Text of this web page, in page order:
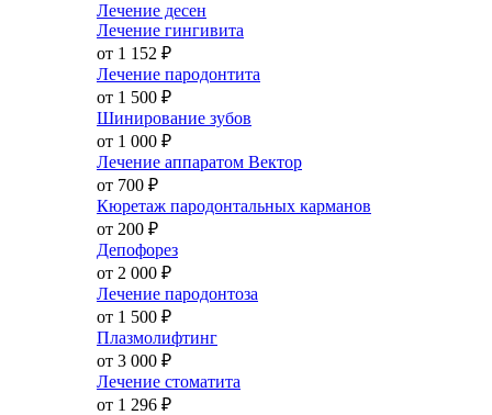
Лечение десен
Лечение гингивита
от 1 152 ₽
Лечение пародонтита
от 1 500 ₽
Шинирование зубов
от 1 000 ₽
Лечение аппаратом Вектор
от 700 ₽
Кюретаж пародонтальных карманов
от 200 ₽
Депофорез
от 2 000 ₽
Лечение пародонтоза
от 1 500 ₽
Плазмолифтинг
от 3 000 ₽
Лечение стоматита
от 1 296 ₽